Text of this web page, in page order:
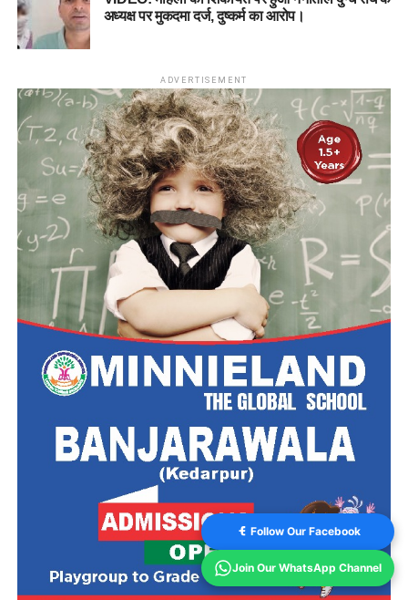
अध्यक्ष पर मुकदमा दर्ज, दुष्कर्म का आरोप।
ADVERTISEMENT
Follow Our Facebook
Join Our WhatsApp Channel